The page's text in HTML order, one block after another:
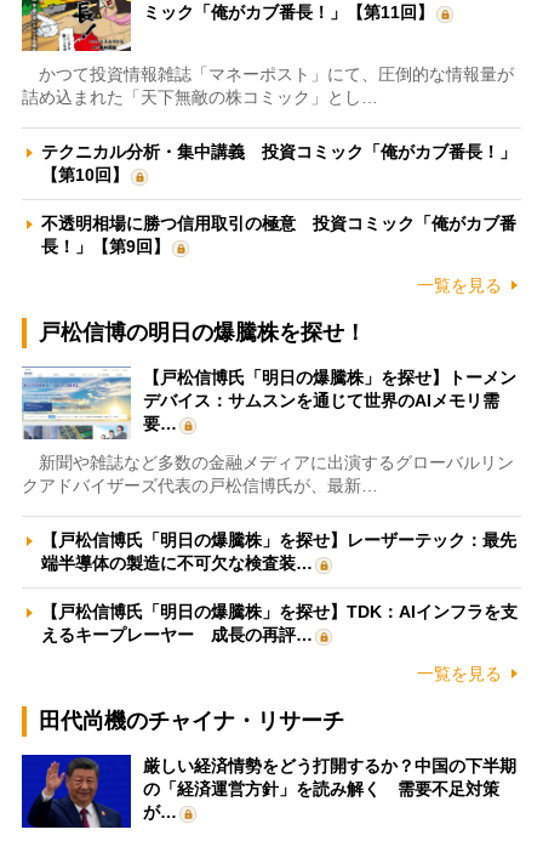
ミック「俺がカブ番長！」【第11回】
かつて投資情報雑誌「マネーポスト」にて、圧倒的な情報量が
詰め込まれた「天下無敵の株コミック」とし…
テクニカル分析・集中講義 投資コミック「俺がカブ番長！」
【第10回】
不透明相場に勝つ信用取引の極意 投資コミック「俺がカブ番
長！」【第9回】
一覧を見る
戸松信博の明日の爆騰株を探せ！
【戸松信博氏「明日の爆騰株」を探せ】トーメン
デバイス：サムスンを通じて世界のAIメモリ需
要…
新聞や雑誌など多数の金融メディアに出演するグローバルリン
クアドバイザーズ代表の戸松信博氏が、最新…
【戸松信博氏「明日の爆騰株」を探せ】レーザーテック：最先
端半導体の製造に不可欠な検査装…
【戸松信博氏「明日の爆騰株」を探せ】TDK：AIインフラを支
えるキープレーヤー 成長の再評…
一覧を見る
田代尚機のチャイナ・リサーチ
厳しい経済情勢をどう打開するか？中国の下半期
の「経済運営方針」を読み解く 需要不足対策
が…